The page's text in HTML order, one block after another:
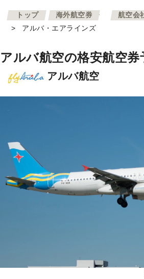
トップ >
海外航空券
航空会
>
アルバ・エアラインズ
アルバ航空の格安航空券
アルバ航空